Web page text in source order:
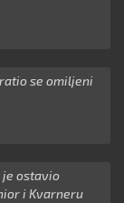
se omiljeni
je ostavio
i Kvarneru